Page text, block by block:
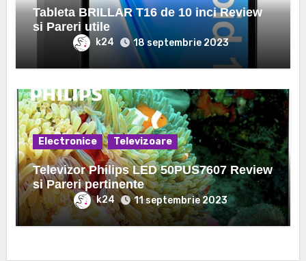
Tableta BRILLAR T16 de 10 inci Review
si Pareri utile
k24 18 septembrie 2023
Electronice Televizoare
Televizor Philips LED 50PUS7607 Review
si Pareri pertinente
k24 11 septembrie 2023